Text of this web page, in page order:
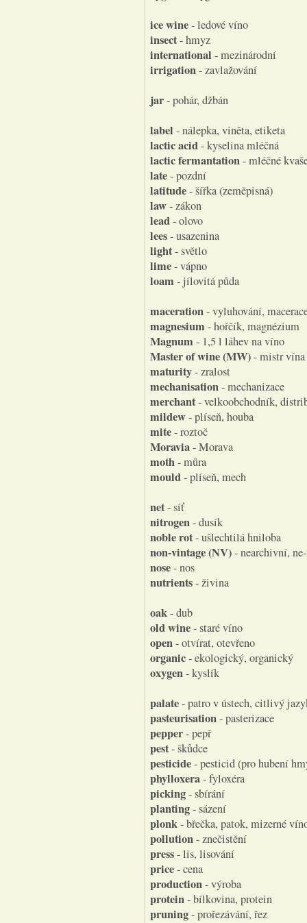
ice wine- ledové víno
insect- hmyz
international - mezinárodní
irrigation- zavlažování
jar- pohár, džbán
label - nálepka, viněta, etiketa
lactic acid- kyselina mléčná
lactic fermantation- mléčné
late- pozdní
latitude- šířka (zeměpisná)
law- zákon
lead- olovo
lees- usazenina
light- světlo
lime- vápno
loam- jílovitá půda
maceration- vyluhování,
magnesium- hořčík, magnézium
Magnum- 1,5 l láhev na víno
Master of wine (MW)- mistr vína
maturity- zralost
mechanisation- mechanizace
merchant- velkoobchodník,
mildew- plíseň, houba
mite- roztoč
Moravia- Morava
moth- můra
mould- plíseň, mech
net- síť
nitrogen- dusík
noble rot- ušlechtilá hniloba
non-vintage (NV)- nearchivní,
nose- nos
nutrients- živina
oak- dub
old wine- staré víno
open- otvírat, otevřeno
organic- ekologický, organický
oxygen- kyslík
palate- patro v ústech, citlivý
pasteurisation- pasterizace
pepper- pepř
pest- škůdce
pesticide- pesticid (pro hubení
phylloxera- fyloxéra
picking- sbírání
planting- sázení
plonk- břečka, patok, mizerné
pollution- znečistění
press- lis, lisování
price- cena
production- výroba
protein- bílkovina, protein
pruning- prořezávání, řez